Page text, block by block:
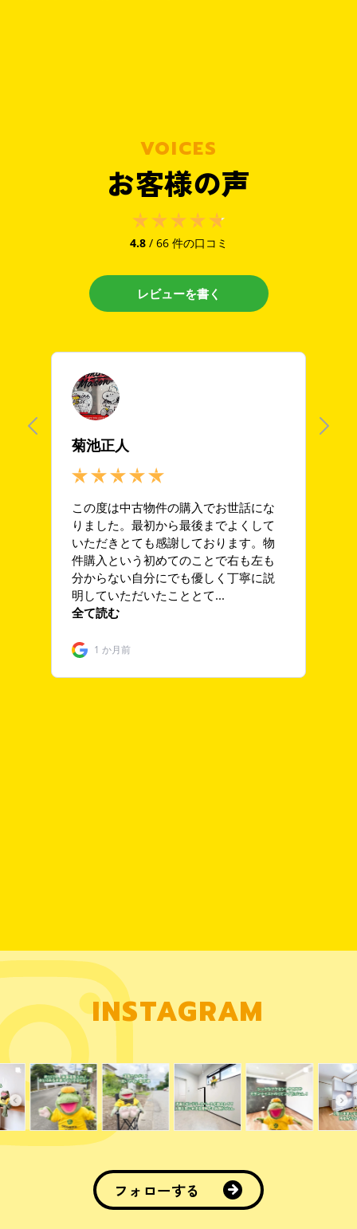
来店予約する
お問い合わせ
Follow us
VOICES
お客様の声
INSTAGRAM
フォローする